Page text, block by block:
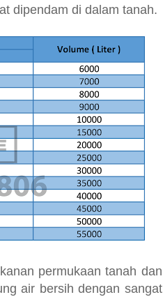
dipendam di dalam tanah.
permukaan tanah dan
air bersih dengan sangat